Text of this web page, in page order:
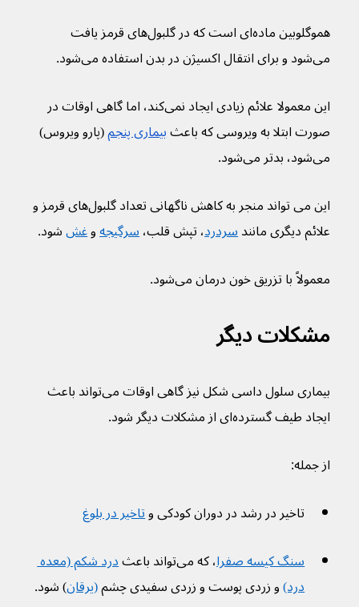
هموگلوبین ماده‌ای است که در گلبول‌های قرمز یافت
می‌شود و برای انتقال اکسیژن در بدن استفاده می‌شود.
این معمولا علائم زیادی ایجاد نمی‌کند، اما گاهی اوقات در
صورت ابتلا به ویروسی که باعث بیماری پنجم (پارو ویروس)
می‌شود، بدتر می‌شود.
این می تواند منجر به کاهش ناگهانی تعداد گلبول‌های قرمز و
علائم دیگری مانند سردرد، تپش قلب، سرگیجه و غش شود.
معمولاً با تزریق خون درمان می‌شود.
مشکلات دیگر
بیماری سلول داسی شکل نیز گاهی اوقات می‌تواند باعث
ایجاد طیف گسترده‌ای از مشکلات دیگر شود.
از جمله:
تاخیر در رشد در دوران کودکی و تاخیر در بلوغ
سنگ کیسه صفرا، که می‌تواند باعث
درد شکم (معده
درد) و زردی پوست و زردی سفیدی چشم (یرقان) شود.